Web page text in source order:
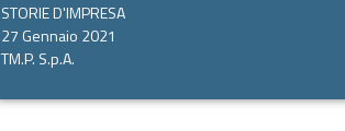
STORIE D'IMPRESA
27 Gennaio 2021
TM.P. S.p.A.